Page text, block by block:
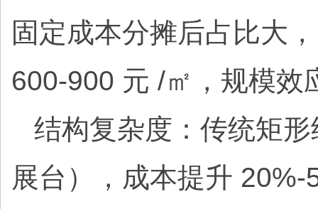
固定成本分摊后占比大
600-900 元 /㎡，规模效
结构复杂度：传统矩
展台），成本提升